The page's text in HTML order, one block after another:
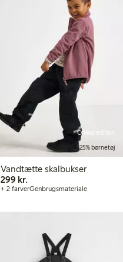
Online edition
Medlem: -25% børnetøj
Vandtætte skalbukser
299 kr.299,00 kr.
+ 2 farverGenbrugsmateriale